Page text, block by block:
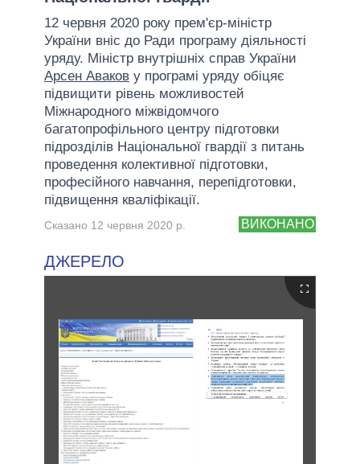
12 червня 2020 року прем'єр-міністр
України вніс до Ради програму діяльності
уряду. Міністр внутрішніх справ України
Арсен Аваков у програмі уряду обіцяє
підвищити рівень можливостей
Міжнародного міжвідомчого
багатопрофільного центру підготовки
підрозділів Національної гвардії з питань
проведення колективної підготовки,
професійного навчання, перепідготовки,
підвищення кваліфікації.
ВИКОНАНО
Сказано 12 червня 2020 р.
ДЖЕРЕЛО